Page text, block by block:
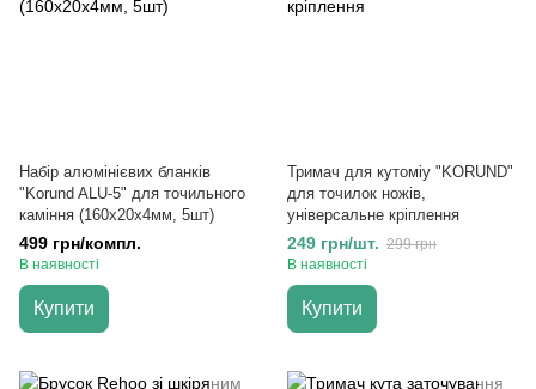
Набір алюмінієвих бланків
"Korund ALU-5" для точильного
каміння (160х20х4мм, 5шт)
499 грн/компл.
В наявності
Купити
Тримач для кутоміу "KORUND"
для точилок ножів,
універсальне кріплення
249 грн/шт. 299 грн
В наявності
Купити